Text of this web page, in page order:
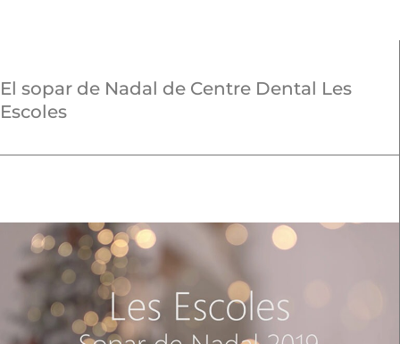
El sopar de Nadal de Centre Dental Les
Escoles